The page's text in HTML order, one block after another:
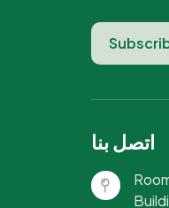
اتصل بنا